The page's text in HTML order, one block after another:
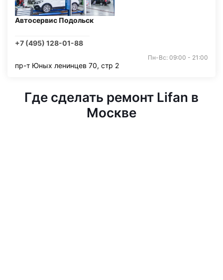
Автосервис Подольск
+7 (495) 128-01-88
Пн-Вс: 09:00 - 21:00
пр-т Юных ленинцев 70, стр 2
Где сделать ремонт Lifan в
Москве